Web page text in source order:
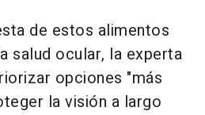
de estos alimentos
salud ocular, la experta
opciones "más
la visión a largo